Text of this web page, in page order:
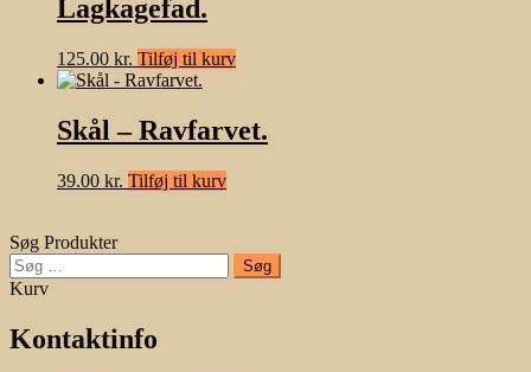
Lagkagefad.
125.00 kr. Tilføj til kurv
Skål – Ravfarvet.
39.00 kr. Tilføj til kurv
Søg Produkter
Søg
efter:
Kurv
Kontaktinfo